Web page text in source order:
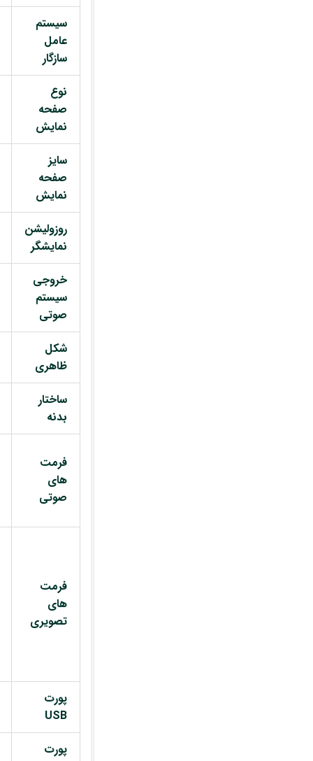
سیستم
عامل
سازگار
نوع
صفحه
نمایش
سایز
صفحه
نمایش
روزولیشن
نمایشگر
خروجی
سیستم
صوتی
شکل
ظاهری
ساختار
بدنه
فرمت
های
صوتی
فرمت
های
تصویری
پورت
USB
پورت